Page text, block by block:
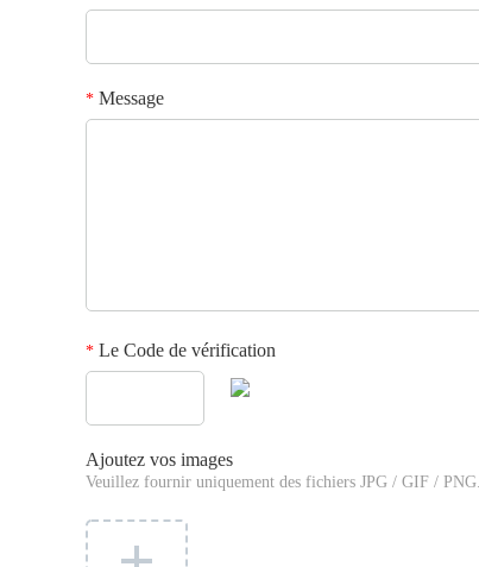
* Message
* Le Code de vérification
Ajoutez vos images
Veuillez fournir uniquement des fichiers JPG / GIF /